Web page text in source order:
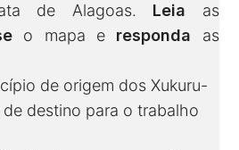
de Alagoas. Leia as
o mapa e responda as
de origem dos Xukuru-
destino para o trabalho